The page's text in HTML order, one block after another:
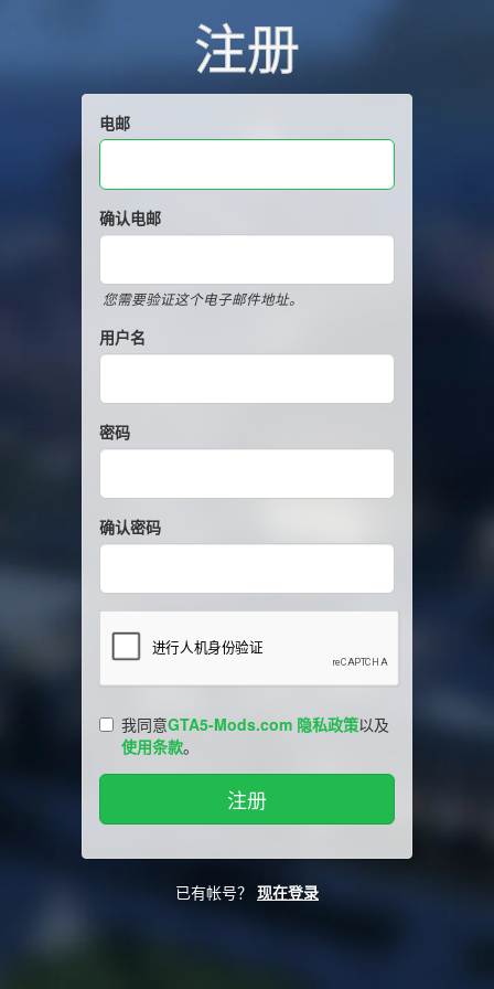
注册
电邮
确认电邮
您需要验证这个电子邮件地址。
用户名
密码
确认密码
我同意GTA5-Mods.com 隐私政策以及
使用条款。
已有帐号？ 现在登录